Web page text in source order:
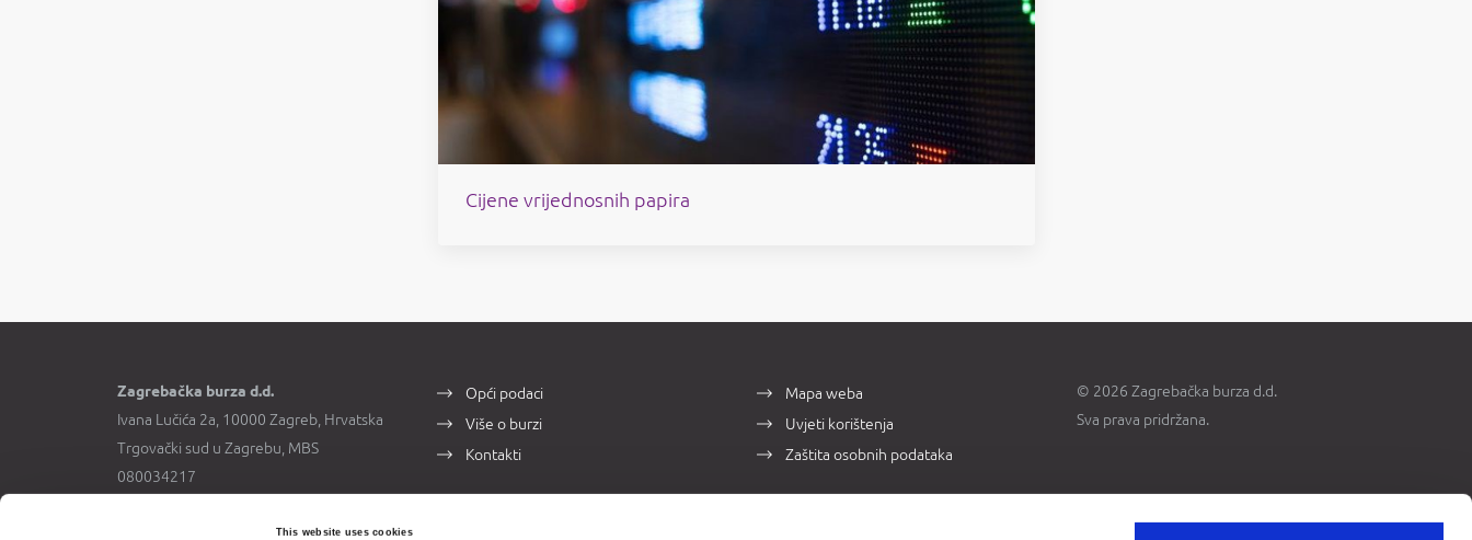
This website uses cookies
Cijene vrijednosnih papira
Zagrebačka burza d.d.
Ivana Lučića 2a, 10000 Zagreb, Hrvatska
Trgovački sud u Zagrebu, MBS
080034217
Opći podaci
Više o burzi
Kontakti
Mapa weba
Uvjeti korištenja
Zaštita osobnih podataka
© 2026 Zagrebačka burza d.d.
Sva prava pridržana.